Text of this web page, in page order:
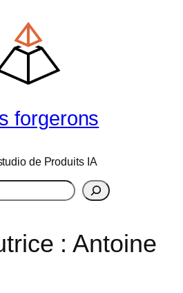
forgerons
de Produits IA
:Antoine